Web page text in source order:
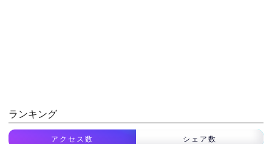
ランキング
アクセス数 シェア数